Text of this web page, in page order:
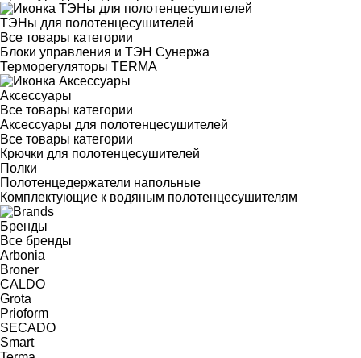
ТЭНы для полотенцесушителей
Все товары категории
Блоки управления и ТЭН Сунержа
Терморегуляторы TERMA
Аксессуары
Все товары категории
Аксессуары для полотенцесушителей
Все товары категории
Крючки для полотенцесушителей
Полки
Полотенцедержатели напольные
Комплектующие к водяным полотенцесушителям
Бренды
Все бренды
Arbonia
Broner
CALDO
Grota
Prioform
SECADO
Smart